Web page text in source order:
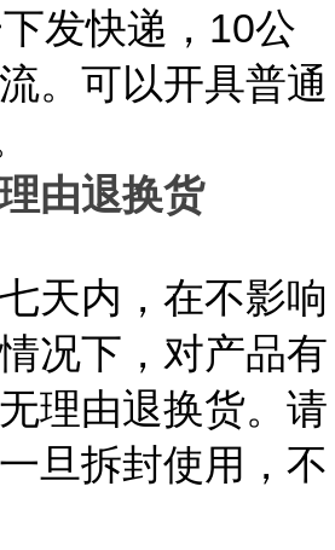
发快递，10公
。可以开具普通
由退换货
天内，在不影响
况下，对产品有
理由退换货。请
旦拆封使用，不